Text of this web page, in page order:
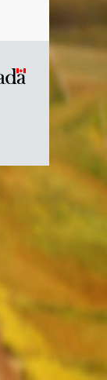
Symbole
Canada